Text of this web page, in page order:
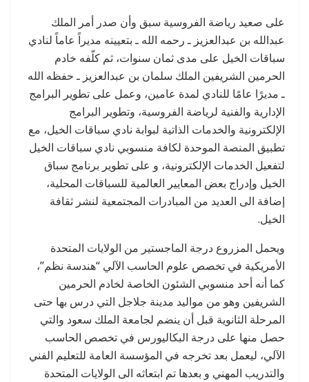
على صعيد رياضة الفروسية سبق وأن صدر أمر الملك
عبدالله بن عبدالعزيز ـ رحمه الله ـ بتعيينه مديراً عاماً لنادي
سباقات الخيل على مدى ثمان سنوات، ثم كلّفه خادم
الحرمين الشريفين الملك سلمان بن عبدالعزيز ـ حفظه الله
ـ مديرًا عامًا للنادي لمدة عامين، وعمل على تطوير البرامج
الإدارية والفنية لرياضة الفروسية، وتطوير البرامج
الإلكترونية والخدمات الذاتية لبوابة نادي سباقات الخيل، مع
تطبيق المنصة الموحدة لكافة منسوبي نادي سباقات الخيل
لتفعيل الخدمات الإلكترونية، و على تطوير برنامج سباق
الخيل وإدراج بعض المعايير العالمية للسباقات المحلية،
إضافة الى العديد من المبادرات المجتمعية لنشر ثقافة
الخيل.
ويحمل المزروع درجة الماجستير من الولايات المتحدة
الأمريكية في تخصص علوم الحاسب الآلي “هندسة نظم”،
كما أنه أحد منسوبي الشئون الخاصة لخادم الحرمين
الشريفين وهو من مواليد مدينة جلاجل التي درس بها حتى
المرحلة الثانوية قبل أن ينضم لجامعة الملك سعود والتي
حصل منها على درجة البكاليورس في تخصص الحاسب
الآلي، ليعمل بعد تخرجه في المؤسسة العامة للتعليم الفني
والتدريب المهني و بعدها تم ابتعاثه الى الولايات المتحدة